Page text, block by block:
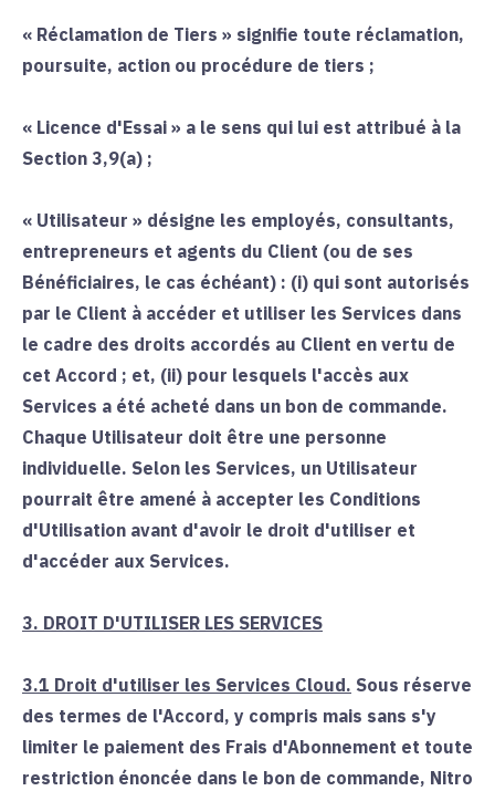
« Réclamation de Tiers » signifie toute réclamation,
poursuite, action ou procédure de tiers ;
« Licence d'Essai » a le sens qui lui est attribué à la
Section 3,9(a) ;
« Utilisateur » désigne les employés, consultants,
entrepreneurs et agents du Client (ou de ses
Bénéficiaires, le cas échéant) : (i) qui sont autorisés
par le Client à accéder et utiliser les Services dans
le cadre des droits accordés au Client en vertu de
cet Accord ; et, (ii) pour lesquels l'accès aux
Services a été acheté dans un bon de commande.
Chaque Utilisateur doit être une personne
individuelle. Selon les Services, un Utilisateur
pourrait être amené à accepter les Conditions
d'Utilisation avant d'avoir le droit d'utiliser et
d'accéder aux Services.
3. DROIT D'UTILISER LES SERVICES
3.1 Droit d'utiliser les Services Cloud. Sous réserve
des termes de l'Accord, y compris mais sans s'y
limiter le paiement des Frais d'Abonnement et toute
restriction énoncée dans le bon de commande, Nitro